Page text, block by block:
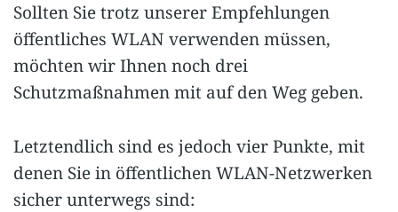
Sollten Sie trotz unserer Empfehlungen
öffentliches WLAN verwenden müssen,
möchten wir Ihnen noch drei
Schutzmaßnahmen mit auf den Weg geben.
Letztendlich sind es jedoch vier Punkte, mit
denen Sie in öffentlichen WLAN-Netzwerken
sicher unterwegs sind: